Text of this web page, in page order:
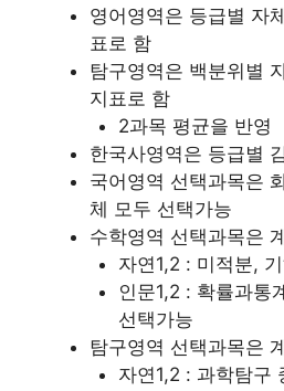
영어영역은 등급별 자
표로 함
탐구영역은 백분위별
지표로 함
2과목 평균을 반영
한국사영역은 등급별
국어영역 선택과목은
체 모두 선택가능
수학영역 선택과목은
자연1,2 : 미적분,
인문1,2 : 확률과통
선택가능
탐구영역 선택과목은
자연1,2 : 과학탐구